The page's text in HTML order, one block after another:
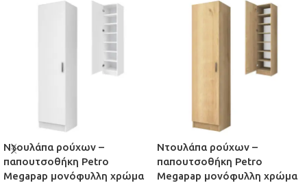
Ντουλάπα ρούχων –
παπουτσοθήκη Petro
Megapap μονόφυλλη χρώμα
Ντουλάπα ρούχων –
παπουτσοθήκη Petro
Megapap μονόφυλλη χρώμα